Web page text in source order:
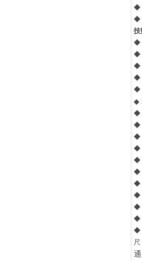
◆
◆
技
◆
◆
◆
◆
◆
◆
◆
◆
◆
◆
◆
◆
◆
◆
◆
◆
◆
尺